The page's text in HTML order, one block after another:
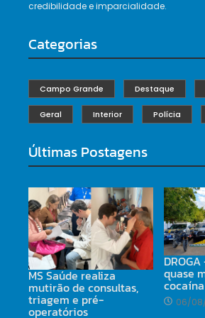
credibilidade e imparcialidade.
Categorias
Campo Grande Destaque
Geral Interior Polícia
Últimas Postagens
MS Saúde realiza
mutirão de consultas,
triagem e pré-
operatórios
quase
cocaína
06/